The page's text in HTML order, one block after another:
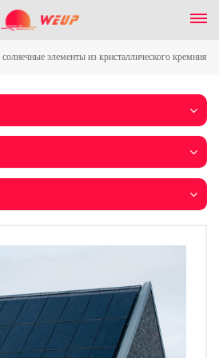
солнечные элементы из кристаллического кремния